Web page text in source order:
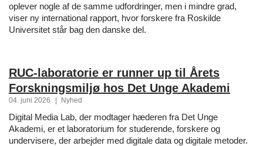
oplever nogle af de samme udfordringer, men i mindre grad,
viser ny international rapport, hvor forskere fra Roskilde
Universitet står bag den danske del.
RUC-laboratorie er runner up til Årets
Forskningsmiljø hos Det Unge Akademi
04. juni 2026 | Nyhed
Digital Media Lab, der modtager hæderen fra Det Unge
Akademi, er et laboratorium for studerende, forskere og
undervisere, der arbejder med digitale data og digitale metoder.